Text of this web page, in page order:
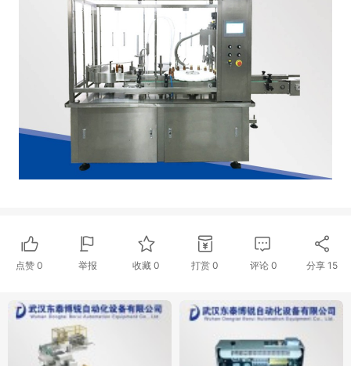
点赞 0 举报 收藏0 打赏 0 评论 0 分享 15